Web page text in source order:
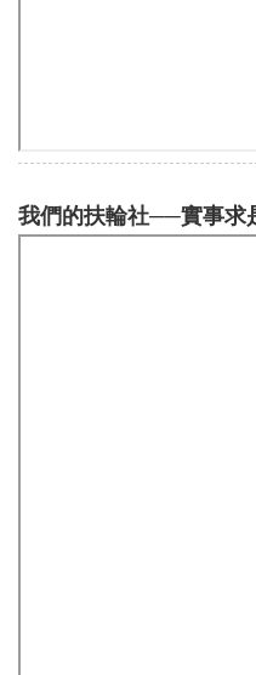
我們的扶輪社──實事求